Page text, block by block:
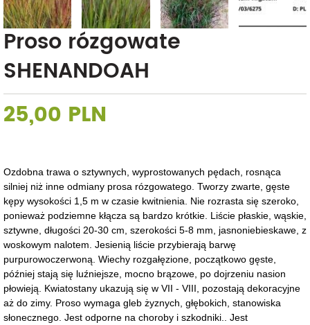
Proso rózgowate
SHENANDOAH
25,00 PLN
Ozdobna trawa o sztywnych, wyprostowanych pędach, rosnąca
silniej niż inne odmiany prosa rózgowatego. Tworzy zwarte, gęste
kępy wysokości 1,5 m w czasie kwitnienia. Nie rozrasta się szeroko,
ponieważ podziemne kłącza są bardzo krótkie. Liście płaskie, wąskie,
sztywne, długości 20-30 cm, szerokości 5-8 mm, jasnoniebieskawe, z
woskowym nalotem. Jesienią liście przybierają barwę
purpurowoczerwoną. Wiechy rozgałęzione, początkowo gęste,
później stają się luźniejsze, mocno brązowe, po dojrzeniu nasion
płowieją. Kwiatostany ukazują się w VII - VIII, pozostają dekoracyjne
aż do zimy. Proso wymaga gleb żyznych, głębokich, stanowiska
słonecznego. Jest odporne na choroby i szkodniki.. Jest